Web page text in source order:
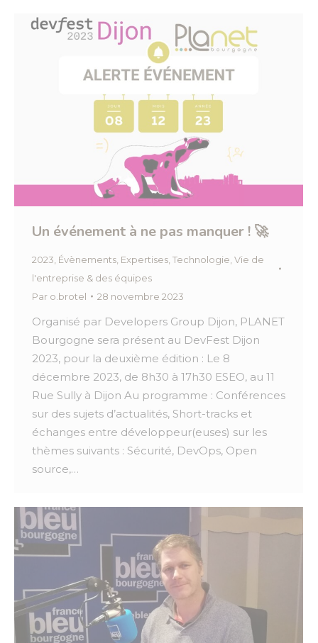
Un événement à ne pas manquer ! 🚀
2023 Évènements Expertises Technologie Vie de
l'entreprise & des équipes
Par o.brotel 28 novembre 2023
Organisé par Developers Group Dijon, PLANET
Bourgogne sera présent au DevFest Dijon
2023, pour la deuxième édition : Le 8
décembre 2023, de 8h30 à 17h30 ESEO, au 11
Rue Sully à Dijon Au programme : Conférences
sur des sujets d’actualités, Short-tracks et
échanges entre développeur(euses) sur les
thèmes suivants : Sécurité, DevOps, Open
source,…